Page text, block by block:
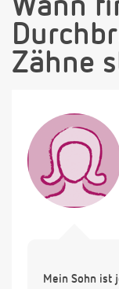
Wann
Zähne
Mein Sohn ist